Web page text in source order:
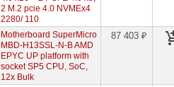
2 M.2 pcie 4.0 NVMEx4
2280/ 110
Motherboard SuperMicro
MBD-H13SSL-N-B AMD
EPYC UP platform with
socket SP5 CPU, SoC,
12x Bulk
87 403 ₽